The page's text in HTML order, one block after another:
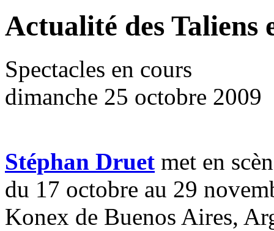
Actualité des Taliens
Spectacles en cours
dimanche 25 octobre 2009
Stéphan Druet met en
du 17 octobre au 29
Konex de Buenos Aires,